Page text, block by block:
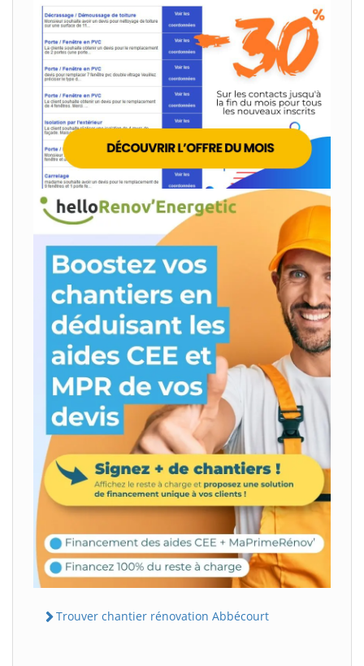
Trouver chantier rénovation Abbécourt